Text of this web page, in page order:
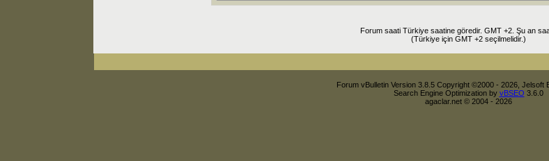
Forum saati Türkiye saatine göredir. GMT +2. Şu an
(Türkiye için GMT +2 seçilmelidir.)
Forum vBulletin Version 3.8.5 Copyright ©2000 - 2026, Jelsoft
Search Engine Optimization by vBSEO 3.6.0
agaclar.net © 2004 - 2026